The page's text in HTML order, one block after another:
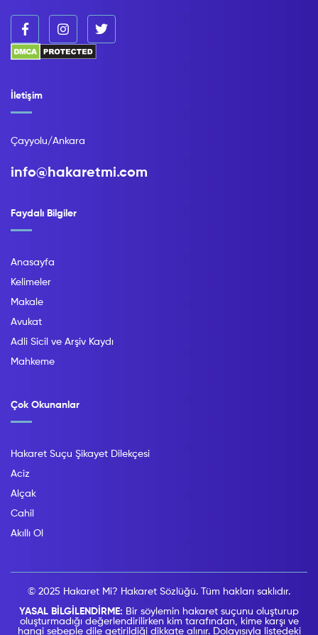
Faydalı Bilgiler
Anasayfa
Kelimeler
Makale
Avukat
Adli Sicil ve Arşiv Kaydı
Mahkeme
Çok Okunanlar
Hakaret Suçu Şikayet Dilekçesi
Aciz
Alçak
Cahil
Akıllı Ol
İletişim
Çayyolu/Ankara
info@hakaretmi.com
© 2025 Hakaret Mi? Hakaret Sözlüğü. Tüm hakları saklıdır.
YASAL BİLGİLENDİRME: Bir söylemin hakaret suçunu oluşturup
oluşturmadığı değerlendirilirken kim tarafından, kime karşı ve
hangi sebeple dile getirildiği dikkate alınır. Dolayısıyla listedeki